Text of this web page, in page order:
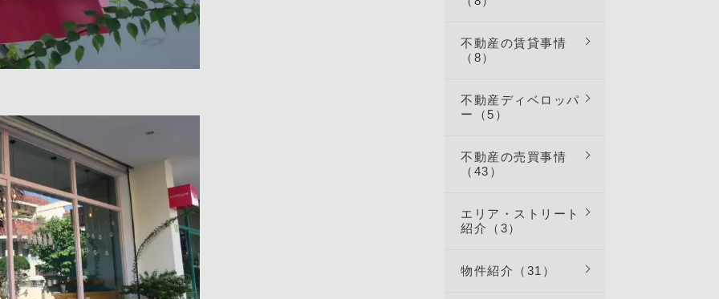
不動産の賃貸事情
（8）
不動産ディベロッパ
ー（5）
不動産の売買事情
（43）
エリア・ストリート
紹介（3）
物件紹介（31）